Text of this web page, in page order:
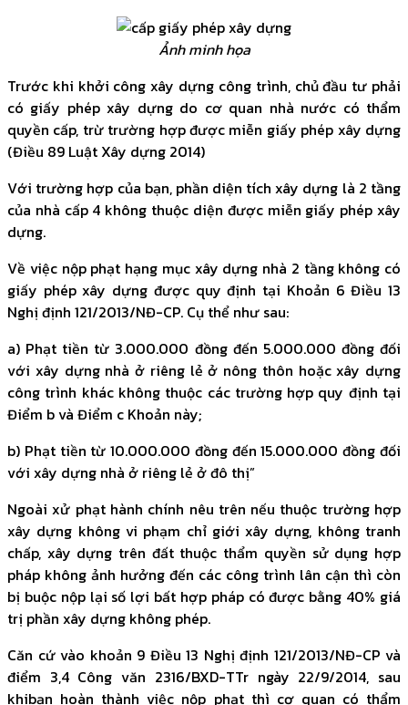
Ảnh minh họa
Trước khi khởi công xây dựng công trình, chủ đầu tư phải
có giấy phép xây dựng do cơ quan nhà nước có thẩm
quyền cấp, trừ trường hợp được miễn giấy phép xây dựng
(Điều 89 Luật Xây dựng 2014)
Với trường hợp của bạn, phần diện tích xây dựng là 2 tầng
của nhà cấp 4 không thuộc diện được miễn giấy phép xây
dựng.
Về việc nộp phạt hạng mục xây dựng nhà 2 tầng không có
giấy phép xây dựng được quy định tại Khoản 6 Điều 13
Nghị định 121/2013/NĐ-CP. Cụ thể như sau:
a) Phạt tiền từ 3.000.000 đồng đến 5.000.000 đồng đối
với xây dựng nhà ở riêng lẻ ở nông thôn hoặc xây dựng
công trình khác không thuộc các trường hợp quy định tại
Điểm b và Điểm c Khoản này;
b) Phạt tiền từ 10.000.000 đồng đến 15.000.000 đồng đối
với xây dựng nhà ở riêng lẻ ở đô thị”
Ngoài xử phạt hành chính nêu trên nếu thuộc trường hợp
xây dựng không vi phạm chỉ giới xây dựng, không tranh
chấp, xây dựng trên đất thuộc thẩm quyền sử dụng hợp
pháp không ảnh hưởng đến các công trình lân cận thì còn
bị buộc nộp lại số lợi bất hợp pháp có được bằng 40% giá
trị phần xây dựng không phép.
Căn cứ vào khoản 9 Điều 13 Nghị định 121/2013/NĐ-CP và
điểm 3,4 Công văn 2316/BXD-TTr ngày 22/9/2014, sau
khibạn hoàn thành việc nộp phạt thì cơ quan có thẩm